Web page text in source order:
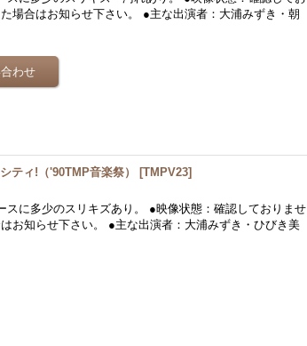
場合はお知らせ下さい。 ●主な出演者：大浦みずき・朝
ティ!（'90TMP音楽祭） [TMPV23]
スに多少のスリキズあり。 ●映像状態：確認しておりませ
お知らせ下さい。 ●主な出演者：大浦みずき・ひびき美